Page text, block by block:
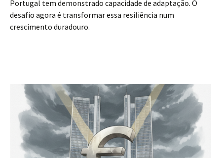
Portugal tem demonstrado capacidade de adaptação. O
desafio agora é transformar essa resiliência num
crescimento duradouro.